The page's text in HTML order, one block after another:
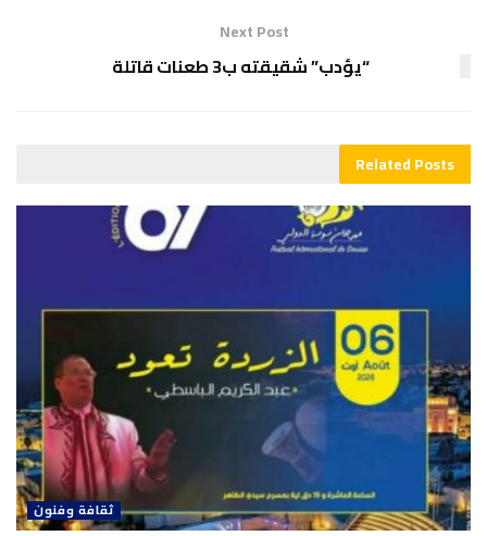
Next Post
“يؤدب” شقيقته ب3 طعنات قاتلة
RelatedPosts
ثقافة وفنون